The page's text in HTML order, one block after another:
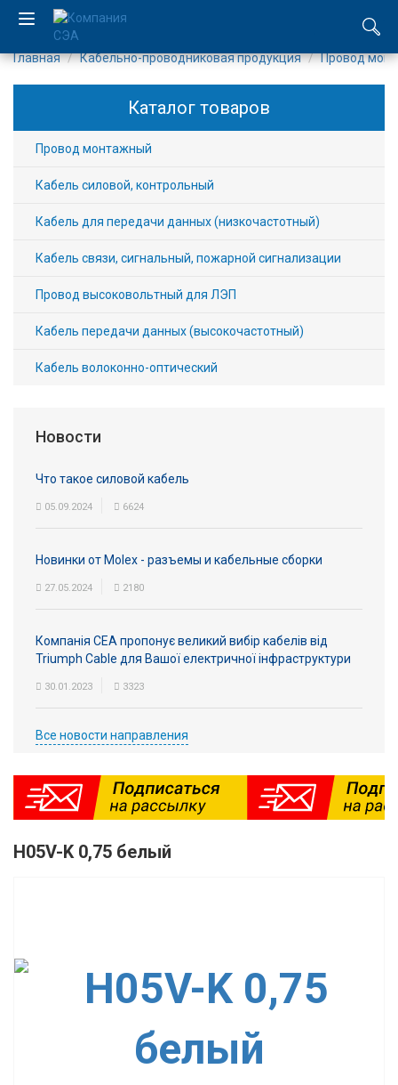
Компания
Услуги
Новости
Вакансии
авторизация
Производители
Контакты
поддержка
Блог
Главная Кабельно-проводниковая продукция Провод
Каталог товаров
Провод монтажный
Кабель силовой, контрольный
Кабель для передачи данных (низкочастотный)
Кабель связи, сигнальный, пожарной сигнализации
Провод высоковольтный для ЛЭП
Кабель передачи данных (высокочастотный)
Кабель волоконно-оптический
Новости
Что такое силовой кабель
05.09.2024 6624
Новинки от Molex - разъемы и кабельные сборки
27.05.2024 2180
Компанія СЕА пропонує великий вибір кабелів від
Triumph Cable для Вашої електричної інфраструктури
30.01.2023 3323
Все новости направления
H05V-K 0,75 белый